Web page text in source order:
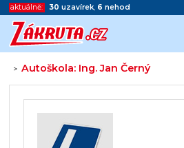
aktuálně: 30 uzavírek, 6 nehod
>Autoškola: Ing. Jan Černý
Začátek reklamy
Konec reklamy